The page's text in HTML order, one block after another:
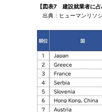
【図表7 建設就業者に占
出典：ヒューマンリソ